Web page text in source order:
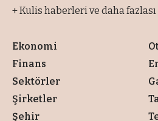
+ Kulis haberleri ve daha fazlası
Ekonomi
Finans
Sektörler
Şirketler
Şehir